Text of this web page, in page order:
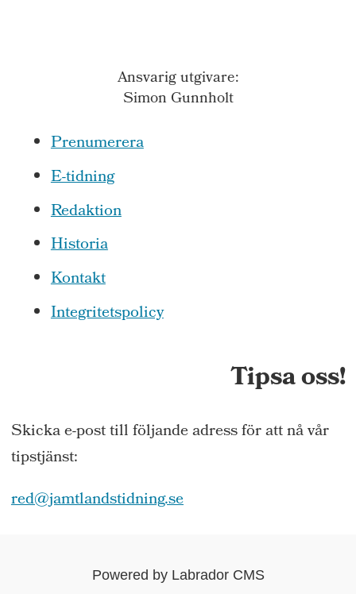
Ansvarig utgivare:
Simon Gunnholt
Prenumerera
E-tidning
Redaktion
Historia
Kontakt
Integritetspolicy
Tipsa oss!
Skicka e-post till följande adress för att nå vår
tipstjänst:
red@jamtlandstidning.se
Powered by Labrador CMS